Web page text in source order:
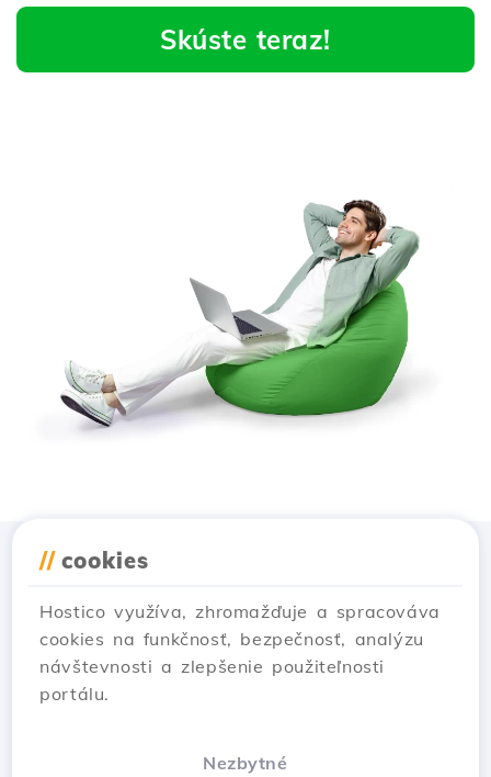
Skúste teraz!
// cookies
Hostico využíva, zhromažďuje a spracováva
cookies na funkčnosť, bezpečnosť, analýzu
návštevnosti a zlepšenie použiteľnosti
portálu.
Nezbytné
Stiahnuť aplikáciu